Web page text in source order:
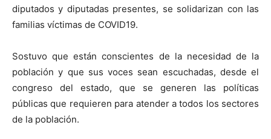
diputados y diputadas presentes, se solidarizan con las
familias víctimas de COVID19.
Sostuvo que están conscientes de la necesidad de la
población y que sus voces sean escuchadas, desde el
congreso del estado, que se generen las políticas
públicas que requieren para atender a todos los sectores
de la población.